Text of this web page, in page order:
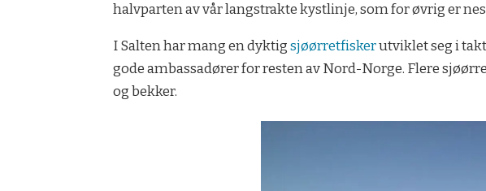
halvparten av vår langstrakte kystlinje, som for øvrig er
I Salten har mang en dyktigsjøørretfiskerutviklet seg i
gode ambassadører for resten av Nord-Norge. Flere
og bekker.